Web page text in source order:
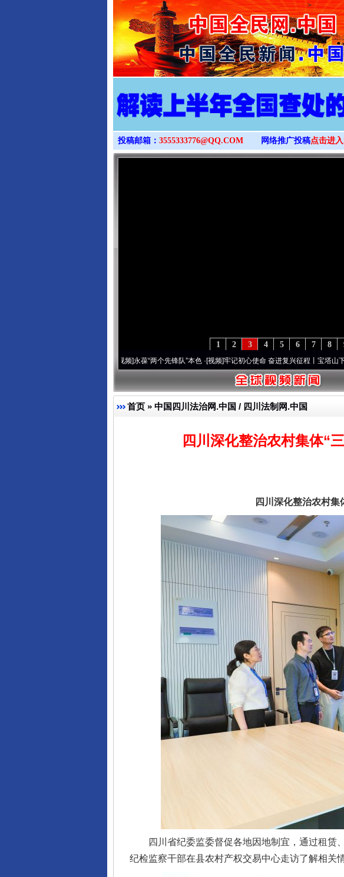
>
投稿邮箱： 3555333776@QQ.COM 网络推广投稿点击进
8
7
6
5
4
3
2
1
永葆“两个先锋队”本色·[视频]牢记初心使命 奋进复兴征程丨宝塔山下好光景..·[
首页 » 中国四川法治网.中国 / 四川法制网.中国
四川深化整治农村集体“
四川深化整治农村
四川省纪委监委督促各地因地制宜，通过租赁
纪检监察干部在县农村产权交易中心走访了解相关